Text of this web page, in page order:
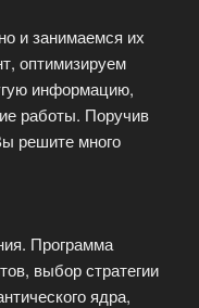
и занимаемся их
оптимизируем
информацию,
работы. Поручив
решите много
Программа
выбор стратегии
ядра,